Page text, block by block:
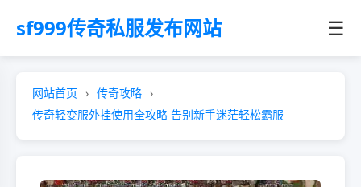
sf999传奇私服发布网站 ☰
网站首页
传奇攻略
传奇轻变服外挂使用全攻略 告别新手迷茫轻松霸服